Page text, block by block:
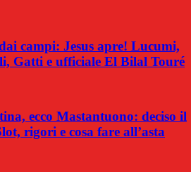
campi: Jesus apre! Lucumi,
Gatti e ufficiale El Bilal Touré
ecco Mastantuono: deciso il
rigori e cosa fare all’asta